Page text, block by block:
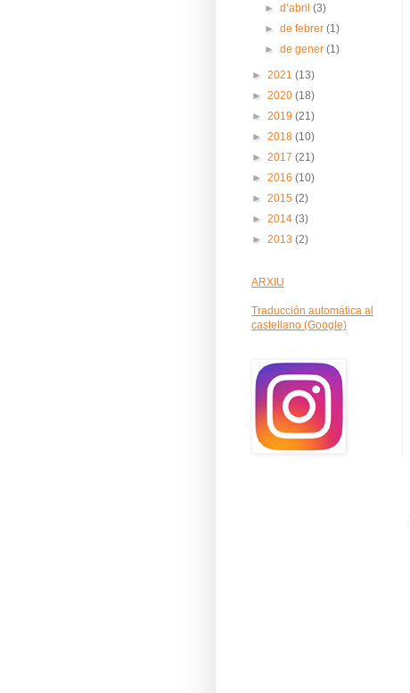
►d’abril(3)
►de febrer(1)
►de gener(1)
► 2021 (13)
► 2020 (18)
► 2019 (21)
► 2018 (10)
► 2017 (21)
► 2016 (10)
► 2015 (2)
► 2014 (3)
► 2013 (2)
ARXIU
Traducción automática al
castellano (Google)